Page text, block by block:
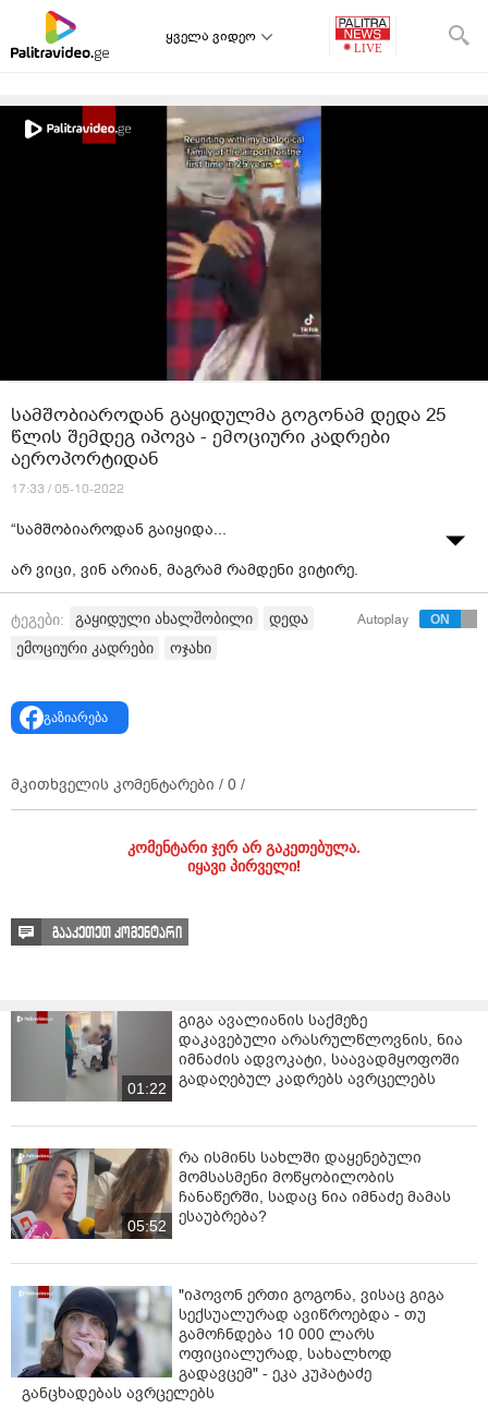
ყველა ვიდეო
სამშობიაროდან გაყიდულმა გოგონამ დედა 25
წლის შემდეგ იპოვა - ემოციური კადრები
აეროპორტიდან
17:33 / 05-10-2022
“სამშობიაროდან გაიყიდა...
არ ვიცი, ვინ არიან, მაგრამ რამდენი ვიტირე.
გისურვებთ, ყველას გეპოვოთ თქვენი ბილოგიური
მშობლები“ - ვიდეო ვრცელდება ჯგუფში “ვეძებ“.
ტეგები: გაყიდული ახალშობილი
დედა
ემოციური კადრები
ოჯახი
Autoplay
გაზიარება
მკითხველის კომენტარები / 0 /
კომენტარი ჯერ არ გაკეთებულა.
იყავი პირველი!
გააკეთეთ კომენტარი
01:22
გიგა ავალიანის საქმეზე
დაკავებული არასრულწლოვნის, ნია
იმნაძის ადვოკატი, საავადმყოფოში
გადაღებულ კადრებს ავრცელებს
05:52
რა ისმინს სახლში დაყენებული
მომსასმენი მოწყობილობის
ჩანაწერში, სადაც ნია იმნაძე მამას
ესაუბრება?
"იპოვონ ერთი გოგონა, ვისაც გიგა
სექსუალურად ავიწროებდა - თუ
გამოჩნდება 10 000 ლარს
ოფიციალურად, სახალხოდ
გადავცემ" - ეკა კუპატაძე
განცხადებას ავრცელებს